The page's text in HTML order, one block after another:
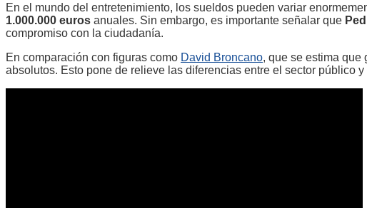
En el mundo del entretenimiento, los sueldos pueden variar
1.000.000 euros anuales. Sin embargo, es importante señalar que
compromiso con la ciudadanía.
En comparación con figuras como David Broncano, que se estima que
absolutos. Esto pone de relieve las diferencias entre el sector público